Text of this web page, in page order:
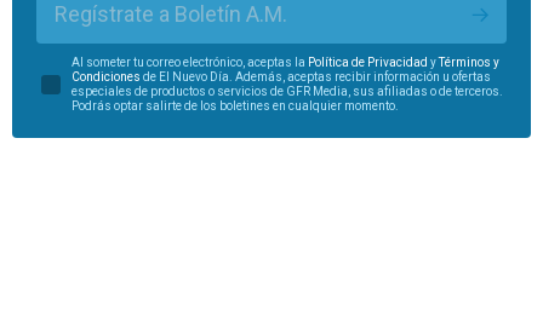
Regístrate a Boletín A.M.
Al someter tu correo electrónico, aceptas la Política de Privacidad y
Términos y
Condiciones de El Nuevo Día. Además, aceptas recibir información u ofertas
especiales de productos o servicios de GFR Media, sus afiliadas o de terceros.
Podrás optar salirte de los boletines en cualquier momento.